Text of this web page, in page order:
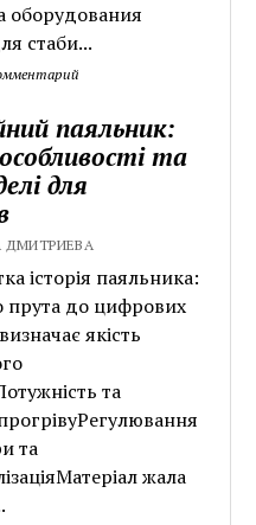
оборудования
стаби...
паяльник:
та
для
ДМИТРИЕВА
історія паяльника:
прута до цифрових
якість
та
та
жала